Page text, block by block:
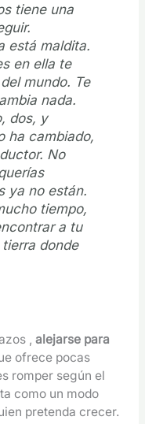
tiene una
está maldita.
en ella te
mundo. Te
nada.
dos, y
ha cambiado,
No
ya no están.
tiempo,
a tu
donde
, alejarse para
ofrece pocas
romper según el
como un modo
pretenda crecer.